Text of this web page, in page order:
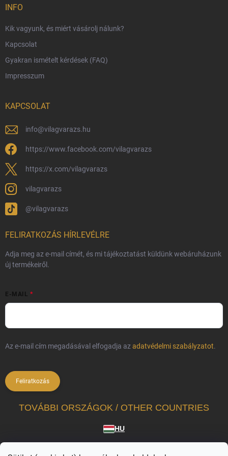
Harry Potter bolt Magyarország
Rendelésem
Reklamáció és visszáru
Hűségprogram
Általános Szerződési Feltételek
Adatvédelmi feltételek
Védjegyek és szerzői jogok
Fémjelzés és nemesfém-tájékoztató
INFO
Kik vagyunk, és miért vásárolj nálunk?
Kapcsolat
Gyakran ismételt kérdések (FAQ)
Impresszum
KAPCSOLAT
info@vilagvarazs.hu
https://www.facebook.com/vilagvarazs
https://x.com/vilagvarazs
vilagvarazs
@vilagvarazs
FELIRATKOZÁS HÍRLEVÉLRE
Adja meg az e-mail címét, és mi tájékoztatást küldünk webáruházunk
új termékeiről.
E-MAIL
Az e-mail cím megadásával elfogadja azadatvédelmi szabályzatot.
Feliratkozás
TOVÁBBI ORSZÁGOK / OTHER COUNTRIES
HU